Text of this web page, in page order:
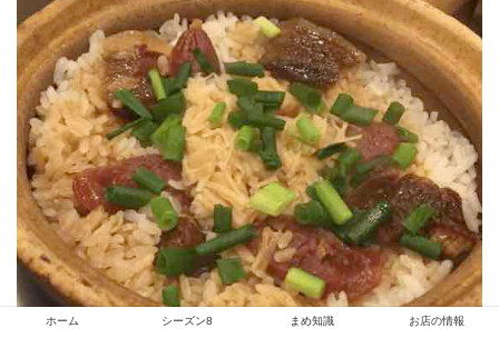
ホーム シーズン8 まめ知識 お店の情報